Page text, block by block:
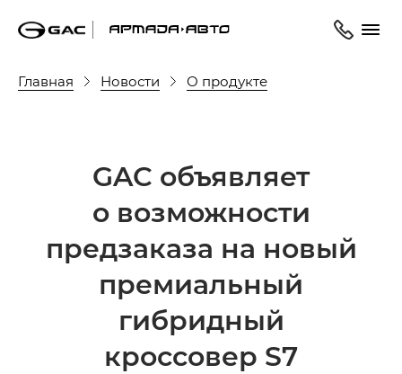
Главная Новости О продукте
GAC объявляет
о возможности
предзаказа на новый
премиальный
гибридный
кроссовер S7